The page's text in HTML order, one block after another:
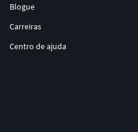
Blogue
Carreiras
Centro de ajuda